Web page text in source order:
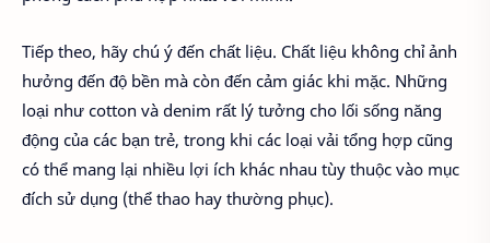
Tiếp theo, hãy chú ý đến chất liệu. Chất liệu không chỉ ảnh
hưởng đến độ bền mà còn đến cảm giác khi mặc. Những
loại như cotton và denim rất lý tưởng cho lối sống năng
động của các bạn trẻ, trong khi các loại vải tổng hợp cũng
có thể mang lại nhiều lợi ích khác nhau tùy thuộc vào mục
đích sử dụng (thể thao hay thường phục).